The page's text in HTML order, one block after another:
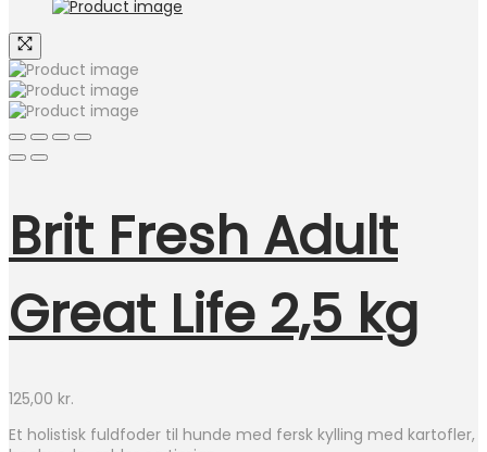
Brit Fresh Adult
Great Life 2,5 kg
125,00 kr.
Et holistisk fuldfoder til hunde med fersk kylling med kartofler,